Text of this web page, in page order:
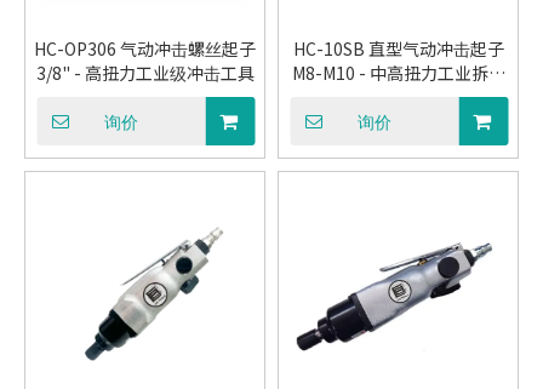
HC-OP306 气动冲击螺丝起子
3/8" - 高扭力工业级冲击工具
询价
HC-10SB 直型气动冲击起子
M8-M10 - 中高扭力工业拆装
询价